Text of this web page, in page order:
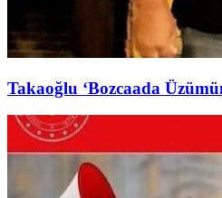
Takaoğlu ‘Bozcaada